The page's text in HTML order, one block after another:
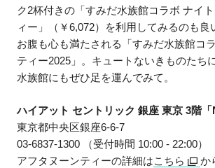
ク2杯付きの「すみだ水族館コラボ ナイ
ィー」（￥6,072）を利用してみるのも良
お腹も心も満たされる「すみだ水族館コ
ティー2025」。キュートないきものたち
水族館にもぜひ足を運んでみて。
ハイアット セントリック 銀座 東京 3階「
東京都中央区銀座6-6-7
03-6837-1300 （受付時間 10:00 - 22:00）
アフタヌーンティーの詳細はこちら か